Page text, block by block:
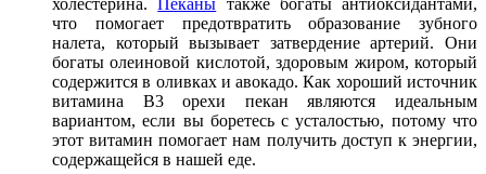
что помогает предотвратить образование зубного
налета, который вызывает затвердение артерий. Они
богаты олеиновой кислотой, здоровым жиром, который
содержится в оливках и авокадо. Как хороший источник
витамина B3 орехи пекан являются идеальным
вариантом, если вы боретесь с усталостью, потому что
этот витамин помогает нам получить доступ к энергии,
содержащейся в нашей еде.